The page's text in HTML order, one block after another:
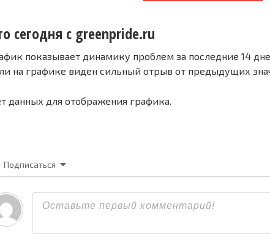
сегодня с greenpride.ru
показывает динамику проблем за последние 14
на графике виден сильный отрыв от предыдущих
данных для отображения графика.
Подписаться